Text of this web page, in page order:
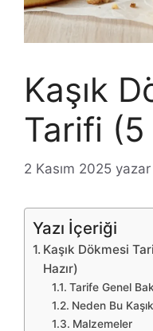
Kaşık
Tarifi
2 Kasım 2025 yazar
Yazı İçeriği
Kaşık Dökmesi
Hazır)
Tarife Genel
Neden Bu
Malzemeler